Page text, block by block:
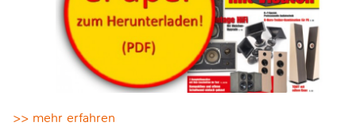
>> mehr erfahren